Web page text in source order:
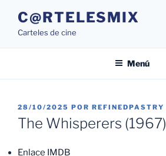
contenido
C@RTELESMIX
Carteles de cine
Menú
PUBLICADO
EL
28/10/2025 POR REFINEDPASTRY
The Whisperers (1967)
Enlace IMDB